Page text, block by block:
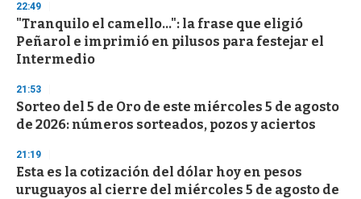
d
s
o
f
3
s
e
c
o
d
s
22:49
"Tranquilo el camello...": la frase que eligió
Peñarol e imprimió en pilusos para festejar el
Intermedio
21:53
Sorteo del 5 de Oro de este miércoles 5 de agosto
de 2026: números sorteados, pozos y aciertos
21:19
Esta es la cotización del dólar hoy en pesos
uruguayos al cierre del miércoles 5 de agosto de